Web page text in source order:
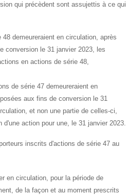
qui précèdent sont assujettis à ce qui
demeureraient en circulation, après
conversion le 31 janvier 2023, les
en actions de série 48,
de série 47 demeureraient en
aux fins de conversion le 31
et non une partie de celles-ci,
action pour une, le 31 janvier 2023.
inscrits d'actions de série 47 au
en circulation, pour la période de
de la façon et au moment prescrits